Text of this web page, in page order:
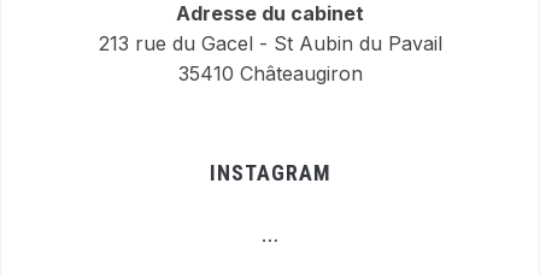
Adresse du cabinet
213 rue du Gacel - St Aubin du Pavail
35410 Châteaugiron
INSTAGRAM
…